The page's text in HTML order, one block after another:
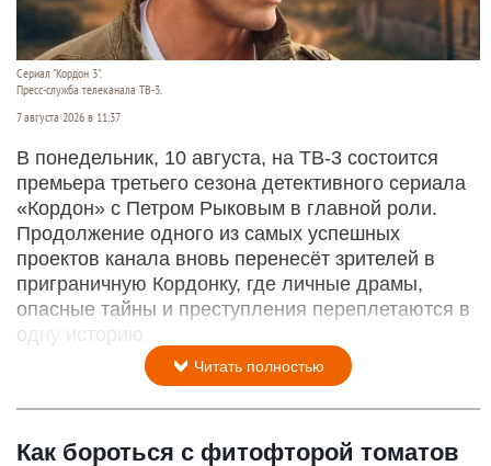
Сериал "Кордон 3".
Пресс-служба телеканала ТВ-3.
7 августа 2026 в 11:37
В понедельник, 10 августа, на ТВ-3 состоится
премьера третьего сезона детективного сериала
«Кордон» с Петром Рыковым в главной роли.
Продолжение одного из самых успешных
проектов канала вновь перенесёт зрителей в
приграничную Кордонку, где личные драмы,
опасные тайны и преступления переплетаются в
одну историю.
Читать полностью
Как бороться с фитофторой томатов